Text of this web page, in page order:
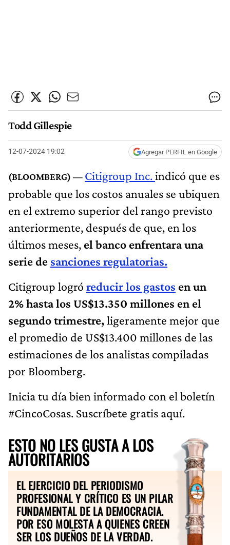
Todd Gillespie
12-07-2024 19:02 Agregar PERFIL en Google
Citigroup Inc.indicó que es
probable que los costos anuales se ubiquen
en el extremo superior del rango previsto
anteriormente, después de que, en los
últimos meses, el banco enfrentara una
serie de sanciones regulatorias.
Citigroup logró reducir los gastos en un
2% hasta los US$13.350 millones en el
segundo trimestre,ligeramente mejor que
el promedio de US$13.400 millones de las
estimaciones de los analistas compiladas
por Bloomberg.
Inicia tu día bien informado con el boletín
#CincoCosas. Suscríbete gratis aquí.
ESTO NO LES GUSTA A LOS
AUTORITARIOS
EL EJERCICIO DEL PERIODISMO
PROFESIONAL Y CRÍTICO ES UN PILAR
FUNDAMENTAL DE LA DEMOCRACIA.
POR ESO MOLESTA A QUIENES CREEN
SER LOS DUEÑOS DE LA VERDAD.